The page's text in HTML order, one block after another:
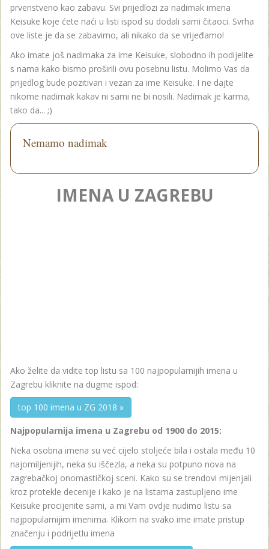
prvenstveno kao zabavu. Svi prijedlozi za nadimak imena
Keisuke koje ćete naći u listi ispod su dodali sami čitaoci. Svrha
ove liste je da se zabavimo, ali nikako da se vrijeđamo!
Ako imate još nadimaka za ime Keisuke, slobodno ih podijelite
s nama kako bismo proširili ovu posebnu listu. Molimo Vas da
prijedlog bude pozitivan i vezan za ime Keisuke. I ne dajte
nikome nadimak kakav ni sami ne bi nosili. Nadimak je karma,
tako da... ;)
Nemamo nadimak
IMENA U ZAGREBU
Ako želite da vidite top listu sa 100 najpopularnijih imena u
Zagrebu kliknite na dugme ispod:
top 100 imena u ZG 2018 »
Najpopularnija imena u Zagrebu od 1900 do 2015:
Neka osobna imena su već cijelo stoljeće bila i ostala među 10
najomiljenijih, neka su iščezla, a neka su potpuno nova na
zagrebačkoj onomastičkoj sceni. Kako su se trendovi mijenjali
kroz protekle decenije i kako je na listama zastupljeno ime
Keisuke procijenite sami, a mi Vam ovdje nudimo listu sa
najpopularnijim imenima. Klikom na svako ime imate pristup
značenju i podrijetlu imena